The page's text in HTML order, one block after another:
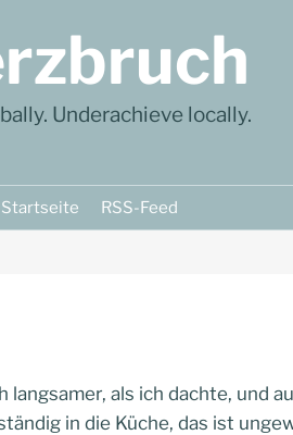
Underachieve locally.
Startseite RSS-Feed
als ich dachte, und
in die Küche, das ist